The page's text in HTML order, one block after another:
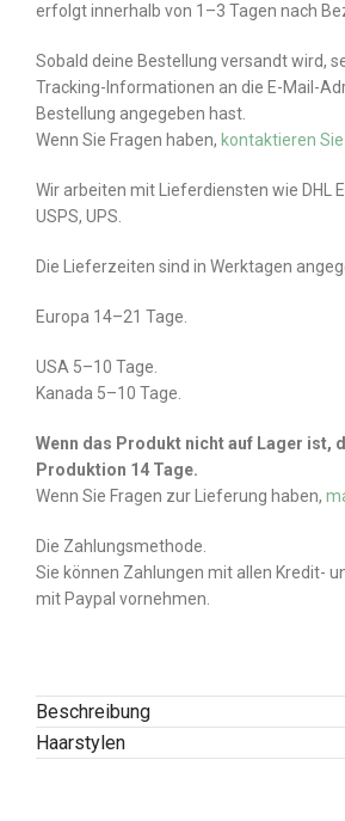
erfolgt innerhalb von 1–3 Tagen nach
Sobald deine Bestellung versandt wird,
Tracking-Informationen an die E-Mail-
Bestellung angegeben hast.
Wenn Sie Fragen haben, kontaktieren
Wir arbeiten mit Lieferdiensten wie DHL
USPS, UPS.
Die Lieferzeiten sind in Werktagen
Europa 14–21 Tage.
USA 5–10 Tage.
Kanada 5–10 Tage.
Wenn das Produkt nicht auf Lager ist,
Produktion 14 Tage.
Wenn Sie Fragen zur Lieferung haben,
Die Zahlungsmethode.
Sie können Zahlungen mit allen Kredit-
mit Paypal vornehmen.
Beschreibung
Haarstylen